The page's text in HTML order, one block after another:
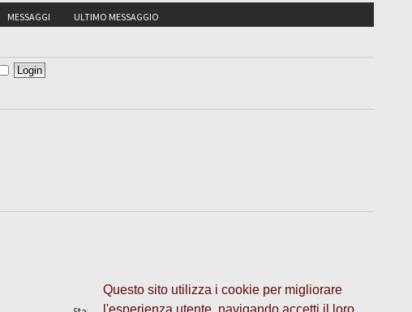
Questo sito utilizza i cookie per migliorare
l'esperienza utente, navigando accetti il loro
MESSAGGI ULTIMO MESSAGGIO